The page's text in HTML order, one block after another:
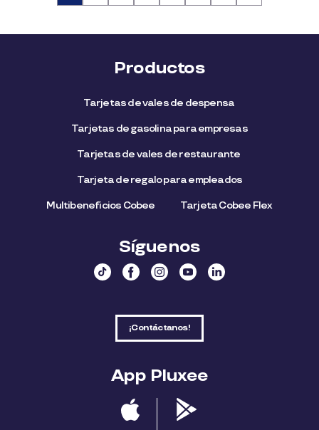
Productos
Tarjetas de vales de despensa
Tarjetas de gasolina para empresas
Tarjetas de vales de restaurante
Tarjeta de regalo para empleados​
Multibeneficios Cobee Tarjeta Cobee Flex
Síguenos
¡Contáctanos!
App Pluxee